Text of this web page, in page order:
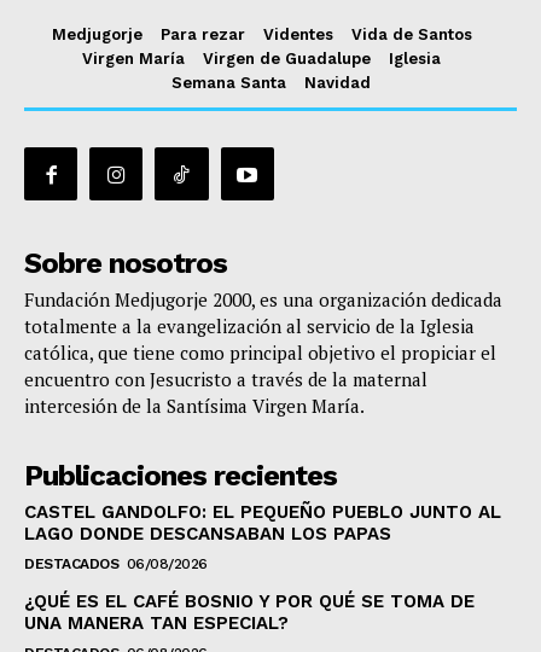
Medjugorje Para rezar Videntes
Vida de Santos
Virgen María
Virgen de Guadalupe
Iglesia
Semana Santa
Navidad
Sobre nosotros
Fundación Medjugorje 2000, es una organización dedicada
totalmente a la evangelización al servicio de la Iglesia
católica, que tiene como principal objetivo el propiciar el
encuentro con Jesucristo a través de la maternal
intercesión de la Santísima Virgen María.
Publicaciones recientes
CASTEL GANDOLFO: EL PEQUEÑO PUEBLO JUNTO AL
LAGO DONDE DESCANSABAN LOS PAPAS
DESTACADOS 06/08/2026
¿QUÉ ES EL CAFÉ BOSNIO Y POR QUÉ SE TOMA DE
UNA MANERA TAN ESPECIAL?